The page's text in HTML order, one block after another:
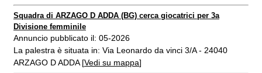
Squadra di ARZAGO D ADDA (BG) cerca giocatrici per 3a
Divisione femminile
Annuncio pubblicato il: 05-2026
La palestra è situata in: Via Leonardo da vinci 3/A - 24040
ARZAGO D ADDA [Vedi su mappa]